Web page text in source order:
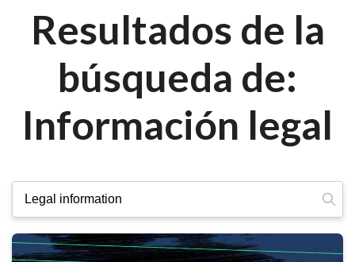
Resultados de la
búsqueda de:
Información legal